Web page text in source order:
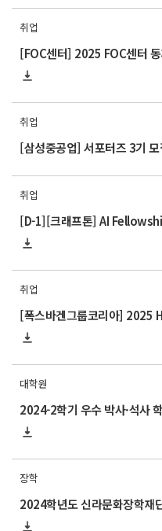
취업
[FOC센터] 2025 FOC센터
취업
[삼성중공업] 서포터즈 3기 모
취업
[D-1][크래프톤] AI
취업
[폭스바겐그룹코리아] 2025
대학원
장학